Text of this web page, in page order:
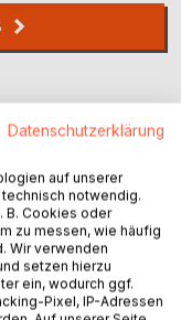
Datenschutzerklärung
auf unserer
notwendig.
B. Cookies oder
zu messen, wie häufig
Wir verwenden
setzen hierzu
ein, wodurch ggf.
Pixel, IP-Adressen